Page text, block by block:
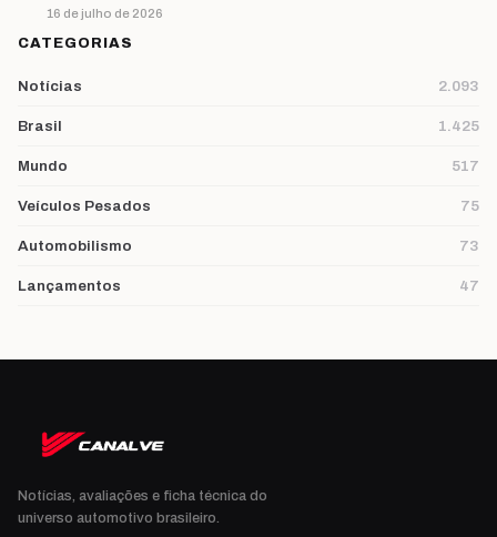
16 de julho de 2026
CATEGORIAS
Notícias 2.093
Brasil 1.425
Mundo 517
Veículos Pesados 75
Automobilismo 73
Lançamentos 47
Notícias, avaliações e ficha técnica do
universo automotivo brasileiro.